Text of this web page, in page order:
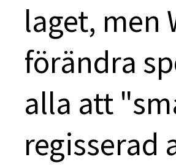
laget, men
förändra
alla att
regisserad